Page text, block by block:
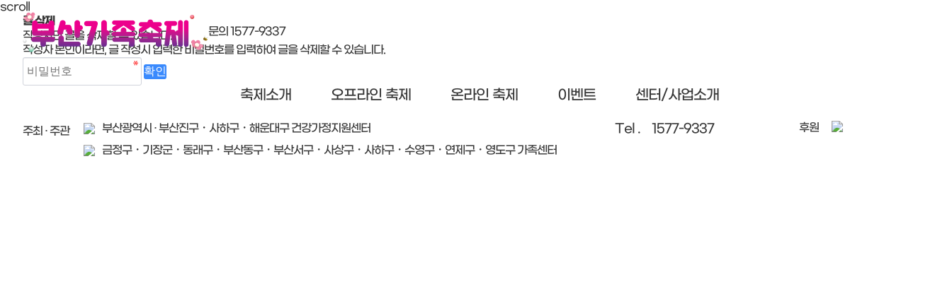
문의 1577-9337
축제소개 오프라인 축제 온라인 축제 이벤트 센터/사업소개
scroll
글 삭제
작성자만 글을 삭제할 수 있습니다.
작성자 본인이라면, 글 작성시 입력한 비밀번호를 입력하여 글을 삭제할 수 있습니다.
주최 · 주관
부산광역시 · 부산진구・사하구・해운대구 건강가정지원센터
금정구・기장군・동래구・부산동구・부산서구・사상구・사하구・수영구・연제구・영도구 가족센터
Tel . 1577-9337 후원